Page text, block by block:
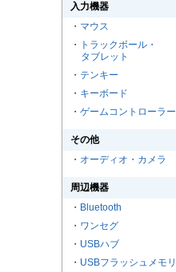
入力機器
・ マウス
・
トラックボール・
タブレット
・ テンキー
・ キーボード
・ ゲームコントローラー
その他
・ オーディオ・カメラ
周辺機器
・ Bluetooth
・ ワンセグ
・ USBハブ
・ USBフラッシュメモリ